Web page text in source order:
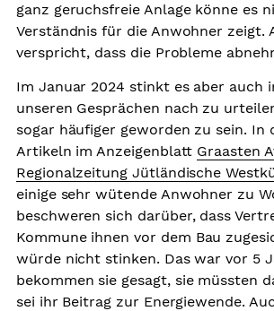
ganz geruchsfreie Anlage könne es
Verständnis für die Anwohner zeigt.
verspricht, dass die Probleme
Im Januar 2024 stinkt es aber auch
unseren Gesprächen nach zu
sogar häufiger geworden zu sein. In
Artikeln im Anzeigenblatt Graasten
Regionalzeitung Jütländische
einige sehr wütende Anwohner zu
beschweren sich darüber, dass
Kommune ihnen vor dem Bau
würde nicht stinken. Das war vor 5
bekommen sie gesagt, sie müssten
sei ihr Beitrag zur Energiewende.